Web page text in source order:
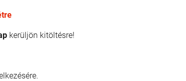
kerüljön kitöltésre!